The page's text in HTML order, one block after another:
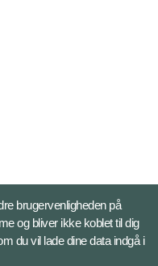
brugervenligheden på
og bliver ikke koblet til dig
du vil lade dine data indgå i